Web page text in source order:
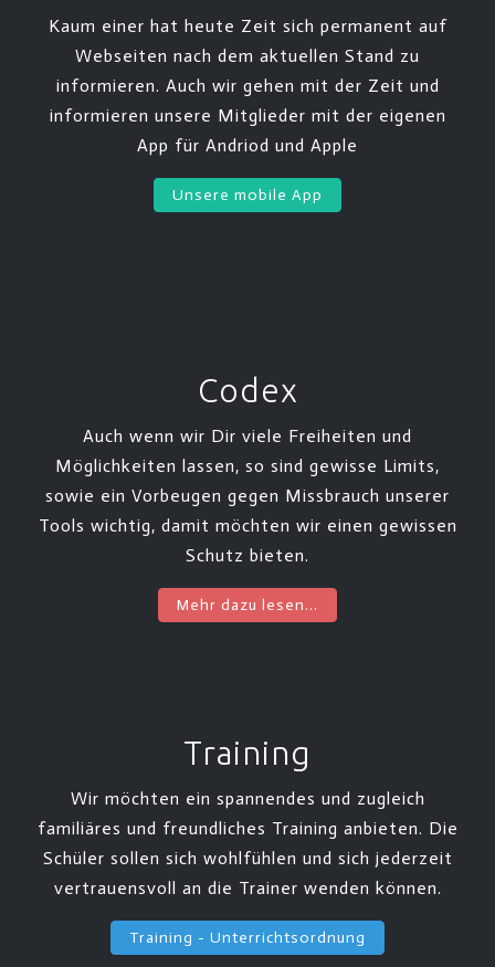
Kaum einer hat heute Zeit sich permanent auf
Webseiten nach dem aktuellen Stand zu
informieren. Auch wir gehen mit der Zeit und
informieren unsere Mitglieder mit der eigenen
App für Andriod und Apple
Unsere mobile App
Codex
Auch wenn wir Dir viele Freiheiten und
Möglichkeiten lassen, so sind gewisse Limits,
sowie ein Vorbeugen gegen Missbrauch unserer
Tools wichtig, damit möchten wir einen gewissen
Schutz bieten.
Mehr dazu lesen...
Training
Wir möchten ein spannendes und zugleich
familiäres und freundliches Training anbieten. Die
Schüler sollen sich wohlfühlen und sich jederzeit
vertrauensvoll an die Trainer wenden können.
Training - Unterrichtsordnung